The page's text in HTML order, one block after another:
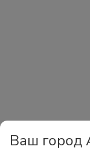
Ваш город